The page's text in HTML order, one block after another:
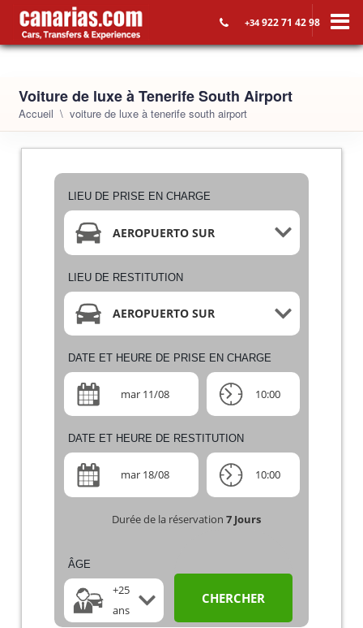
+34922 71 42 98
Voiture de luxe à Tenerife South Airport
Accueil voiture de luxe à tenerife south airport
LIEU DE PRISE EN CHARGE
AEROPUERTO SUR
DATE ET HEURE DE PRISE EN CHARGE
mar 11/08 10:00
Durée de la réservation 7 Jours
LIEU DE RESTITUTION
AEROPUERTO SUR
DATE ET HEURE DE RESTITUTION
mar 18/08 10:00
ÂGE
+25
ans
CHERCHER